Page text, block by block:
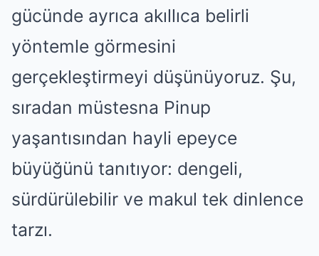
gücünde ayrıca akıllıca belirli
yöntemle görmesini
gerçekleştirmeyi düşünüyoruz. Şu,
sıradan müstesna Pinup
yaşantısından hayli epeyce
büyüğünü tanıtıyor: dengeli,
sürdürülebilir ve makul tek dinlence
tarzı.